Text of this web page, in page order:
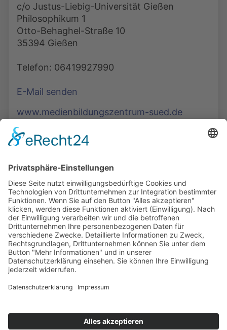
c/o Justus-Liebig-Universität Gießen
Philosophikum 1
Otto-Behaghel-Straße 10
35394 Gießen
Telefon: 06419927990
E-Mail senden
www.medienbildungszentrum-sued.de
Podcasts, Themen und Informationen.
Entdecken Sie unser Forum für Medien, Bildung
und Demokratie - jederzeit und überall
verfügbar.
Mehr erfahren
COOKIE-EINSTELLUNGEN